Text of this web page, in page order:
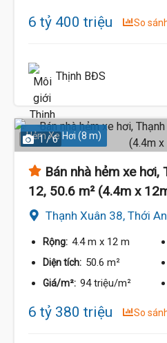
6.45 Tỷ
6 tỷ 400 triệu So
Thịnh BĐS
Hẻm Xe Hơi (8 m)
1 / 6
Bán nhà hẻm xe hơi,
12, 50.6 m² (4.4m x
Thạnh Xuân 38, Thới
Rộng: 4.4 m x 12 m
Diện tích: 50.6 m²
Giá/m²: 94 triệu/m²
6 tỷ 380 triệu So